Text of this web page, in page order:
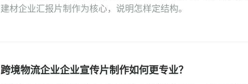
建材企业汇报片制作为核心，说明怎样定结构。
跨境物流企业企业宣传片制作如何更专业？